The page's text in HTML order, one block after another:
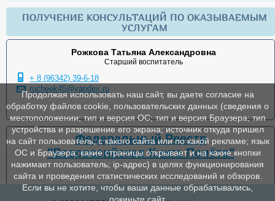
ПОЛУЧЕНИЕ КОНСУЛЬТАЦИЙ ПО ОКАЗЫВАЕМЫМ
УСЛУГАМ
Рожкова Татьяна Александровна
Старший воспитатель
+ 8 (96342) 39-6-18
rucheek45@yandex.ru
Федеральный Реестр
"Всероссийская Книга Почёта"
Продолжая использовать наш сайт, вы даете согласие на
обработку файлов cookie, пользовательских данных (сведения о
местоположении; тип и версия ОС; тип и версия Браузера; тип
устройства и разрешение его экрана; источник откуда пришел
на сайт пользователь; с какого сайта или по какой рекламе; язык
ОС и Браузера; какие страницы открывает и на какие кнопки
нажимает пользователь; ip-адрес) в целях функционирования
сайта и проведения статистических исследований и обзоров.
Если вы не хотите, чтобы ваши данные обрабатывались,